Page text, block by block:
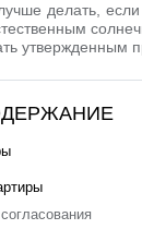
делать,
утвержденным